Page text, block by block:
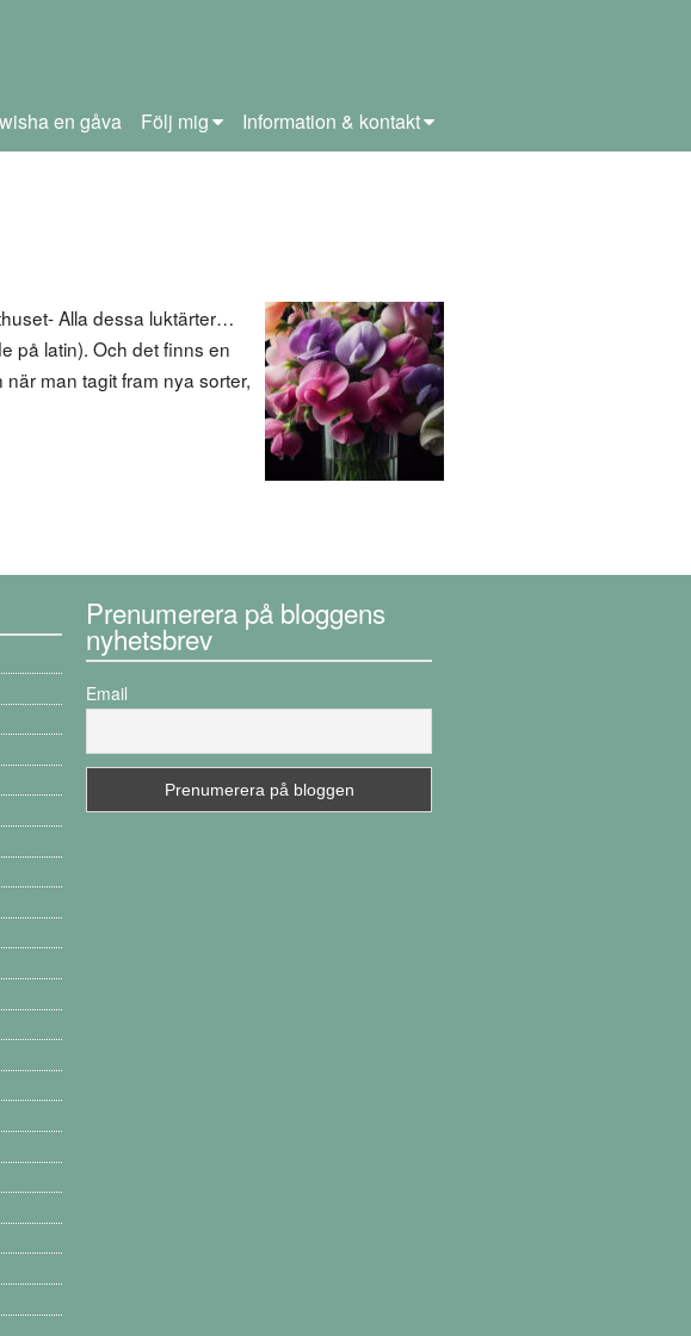
en gåva Följ mig Information & kontakt
Alla dessa luktärter…
på latin). Och det finns en
man tagit fram nya sorter,
Prenumerera på bloggens
nyhetsbrev
Email